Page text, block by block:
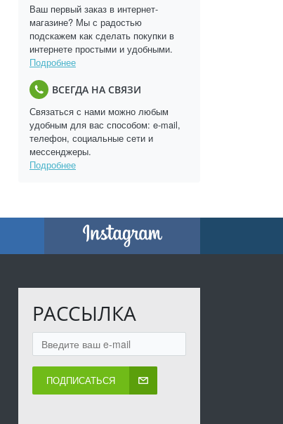
Ваш первый заказ в интернет-
магазине? Мы с радостью
подскажем как сделать покупки в
интернете простыми и удобными.
Подробнее
ВСЕГДА НА СВЯЗИ
Связаться с нами можно любым
удобным для вас способом: e-mail,
телефон, социальные сети и
мессенджеры.
Подробнее
РАССЫЛКА
ПОДПИСАТЬСЯ